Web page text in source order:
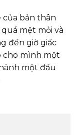
của bản thân
mệt mỏi và
đến giờ giấc
cho mình một
một đầu